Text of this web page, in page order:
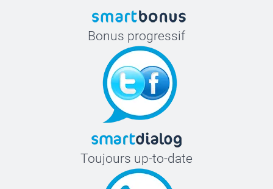
Bonus progressif
Toujours up-to-date